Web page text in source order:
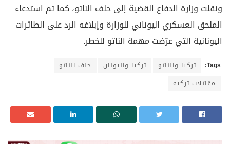
ونقلت وزارة الدفاع القضية إلى حلف الناتو، كما تم استدعاء
الملحق العسكري اليوناني للوزارة وإبلاغه الرد على الطائرات
اليونانية التي عرّضت مهمة الناتو للخطر.
Tags: تركيا والناتو تركيا واليونان
حلف الناتو
مقاتلات تركية